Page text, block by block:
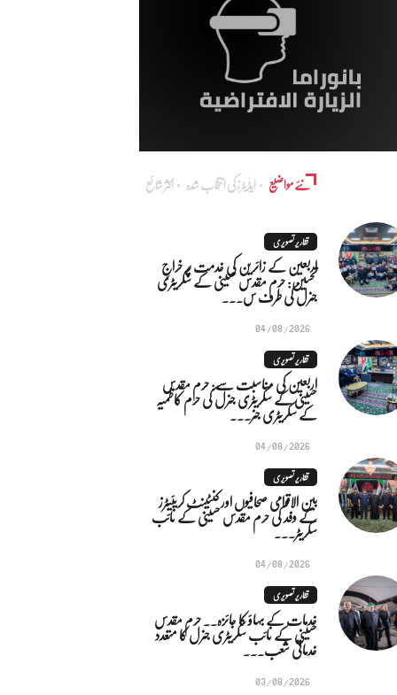
نئے مواضیع ایڈٰیٹرز کی انتخاب شدہ اکثر شائع
تقاریر تصویری
اربعین کے زائرین کی خدمت پر خراجِ
تحسین: حرم مقدس حسینی کے سکریٹری
جنرل کی طرف س...
04/08/2026
تقاریر تصویری
اربعین کی مناسبت سے: حرم مقدس
حسینی کے سکریٹری جنرل کی حرم کاظمیہ
کے سکریٹری جنر...
04/08/2026
تقاریر تصویری
بین الاقوامی صحافیوں اور کنٹینٹ کریئیٹرز
کے وفد کی حرم مقدس حسینی کے نائب
سکریٹر...
04/08/2026
تقاریر تصویری
خدمات کے بہاؤ کا جائزہ.. حرم مقدس
حسینی کے نائب سکریٹری جنرل کا متعدد
خدماتی شعب...
03/08/2026